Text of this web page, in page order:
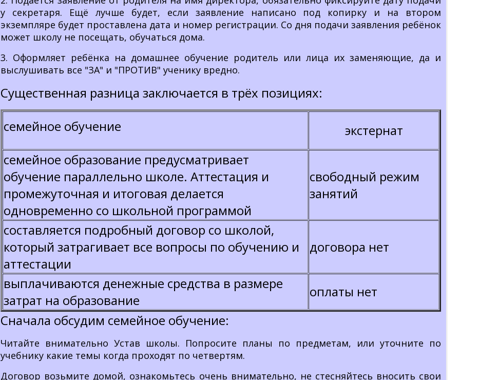
у секретаря. Ещё лучше будет, если заявление написано под копирку и на втором
экземпляре будет проставлена дата и номер регистрации. Со дня подачи заявления ребёнок
может школу не посещать, обучаться дома.
3. Оформляет ребёнка на домашнее обучение родитель или лица их заменяющие, да и
выслушивать все "ЗА" и "ПРОТИВ" ученику вредно.
Существенная разница заключается в трёх позициях:
семейное обучение
экстернат
семейное образование предусматривает
обучение параллельно школе. Аттестация и
промежуточная и итоговая делается
одновременно со школьной программой
свободный режим
занятий
составляется подробный договор со школой,
который затрагивает все вопросы по обучению и
аттестации
договора нет
выплачиваются денежные средства в размере
затрат на образование
оплаты нет
Сначала обсудим семейное обучение:
Читайте внимательно Устав школы. Попросите планы по предметам, или уточните по
учебнику какие темы когда проходят по четвертям.
Договор возьмите домой, ознакомьтесь очень внимательно, не стесняйтесь вносить свои